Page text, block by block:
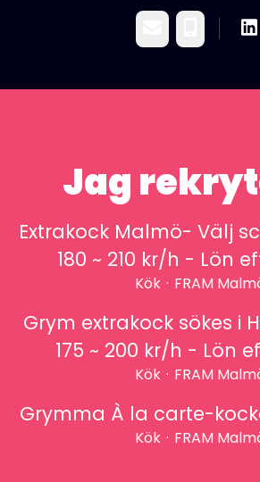
Jag
Extrakock Malmö- Välj
180 ~ 210 kr/h - Lön
Kök · FRAM
Grym extrakock sökes i
175 ~ 200 kr/h - Lön
Kök · FRAM
Grymma À la carte-
Kök · FRAM